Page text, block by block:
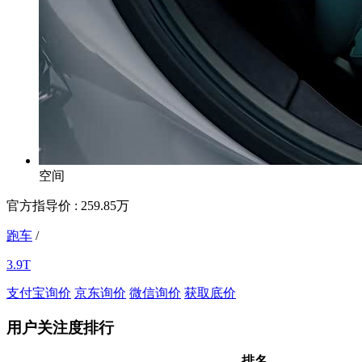
空间
官方指导价 : 259.85万
跑车 /
3.9T
支付宝询价 京东询价 微信询价 获取底价
用户关注度排行